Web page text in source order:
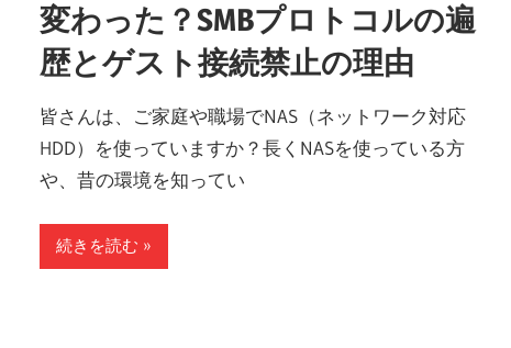
変わった？SMBプロトコルの遍
歴とゲスト接続禁止の理由
皆さんは、ご家庭や職場でNAS（ネットワーク対応
HDD）を使っていますか？長くNASを使っている方
や、昔の環境を知ってい
続きを読む